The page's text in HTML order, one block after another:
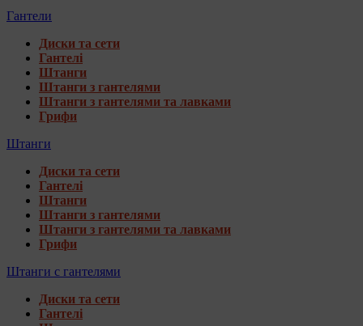
Гантели
Диски та сети
Гантелі
Штанги
Штанги з гантелями
Штанги з гантелями та лавками
Грифи
Штанги
Диски та сети
Гантелі
Штанги
Штанги з гантелями
Штанги з гантелями та лавками
Грифи
Штанги с гантелями
Диски та сети
Гантелі